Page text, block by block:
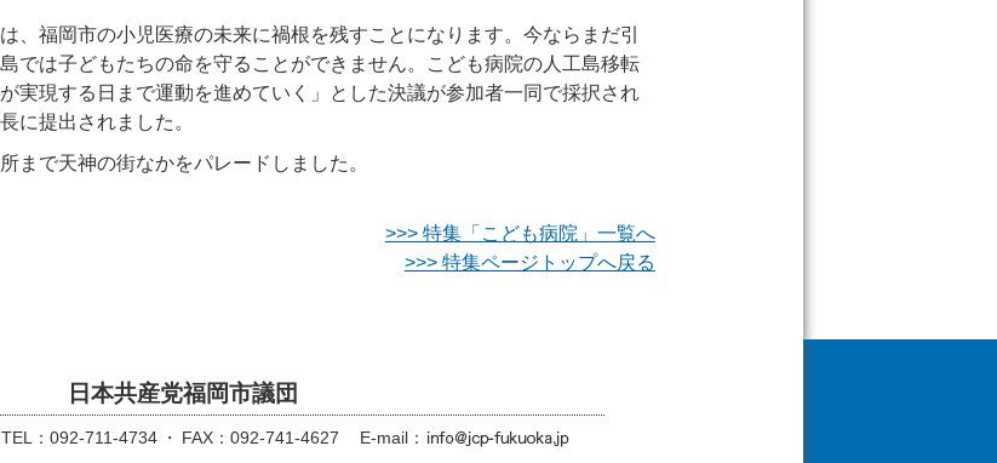
、福岡市の小児医療の未来に禍根を残すことになります。今ならまだ引
では子どもたちの命を守ることができません。こども病院の人工島移転
実現する日まで運動を進めていく」とした決議が参加者一同で採択され
に提出されました。
まで天神の街なかをパレードしました。
>>> 特集「こども病院」一覧へ
>>> 特集ページトップへ戻る
日本共産党福岡市議団
TEL：092-711-4734 FAX：092-741-4627 E-mail：